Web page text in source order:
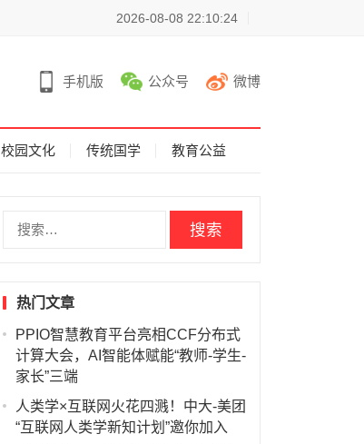
2026-08-08 22:10:24
手机版 公众号 微博
校园文化 传统国学 教育公益
热门文章
PPIO智慧教育平台亮相CCF分布式
计算大会，AI智能体赋能“教师-学生-
家长”三端
人类学×互联网火花四溅！中大-美团
“互联网人类学新知计划”邀你加入